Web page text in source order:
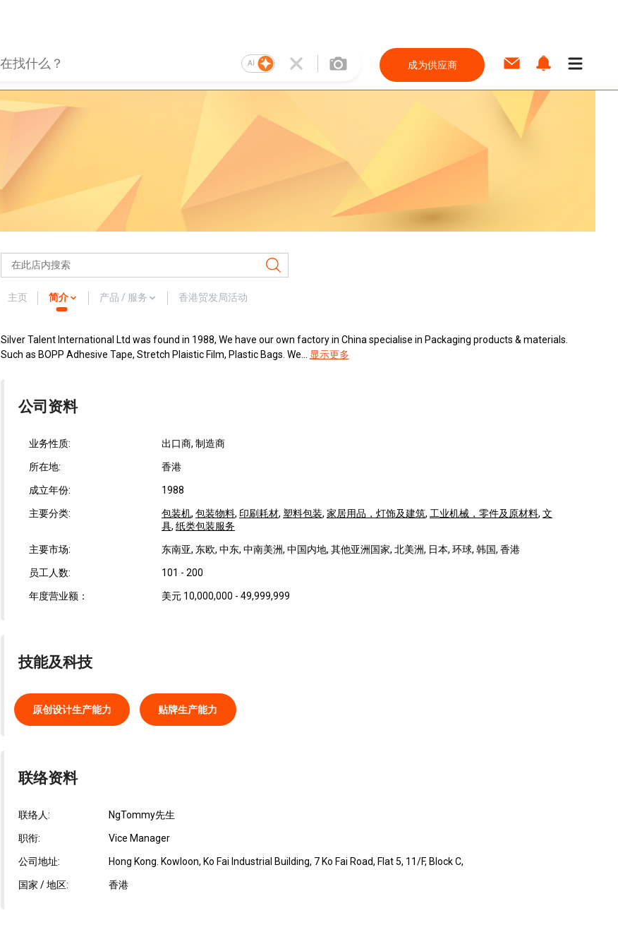
AI 成为供应商
主页 简介 产品 / 服务 香港贸发局活动
Silver Talent International Ltd was found in 1988, We have our own factory in China specialise in Packaging products & materials.
Such as BOPP Adhesive Tape, Stretch Plaistic Film, Plastic Bags. We...
显示更多
公司资料
业务性质: 出口商, 制造商
所在地: 香港
成立年份: 1988
主要分类: 包装机, 包装物料, 印刷耗材, 塑料包装, 家居用品，灯饰及建筑, 工业机械，零件及原材料, 文
具, 纸类包装服务
主要市场: 东南亚, 东欧, 中东, 中南美洲, 中国内地, 其他亚洲国家, 北美洲, 日本, 环球, 韩国, 香港
员工人数: 101 - 200
年度营业额： 美元 10,000,000 - 49,999,999
技能及科技
原创设计生产能力 贴牌生产能力
联络资料
联络人: NgTommy先生
职衔: Vice Manager
公司地址: Hong Kong. Kowloon, Ko Fai Industrial Building, 7 Ko Fai Road, Flat 5, 11/F, Block C,
国家 / 地区: 香港